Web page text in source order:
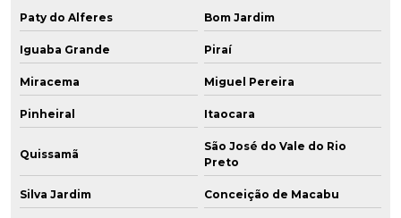
Paty do Alferes Bom Jardim
Iguaba Grande Piraí
Miracema Miguel Pereira
Pinheiral Itaocara
Quissamã
São José do Vale do Rio
Preto
Silva Jardim Conceição de Macabu